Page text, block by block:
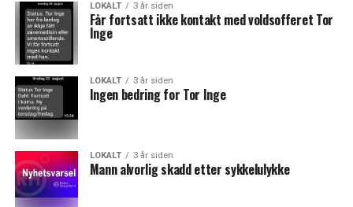
LOKALT 3 år siden
Får fortsatt ikke kontakt med voldsofferet Tor
Inge
LOKALT 3 år siden
Ingen bedring for Tor Inge
LOKALT 3 år siden
Mann alvorlig skadd etter sykkelulykke